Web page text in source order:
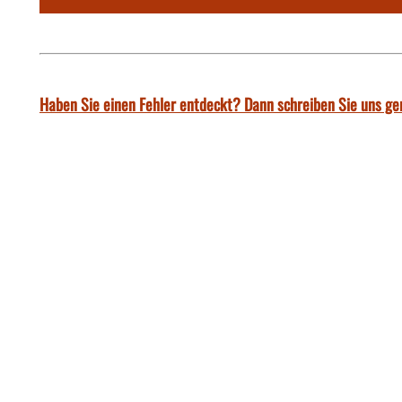
Haben Sie einen Fehler entdeckt? Dann schreiben Sie uns